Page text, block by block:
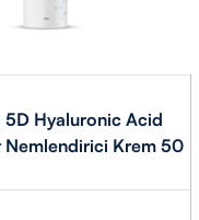
5D Hyaluronic Acid
Nemlendirici Krem 50